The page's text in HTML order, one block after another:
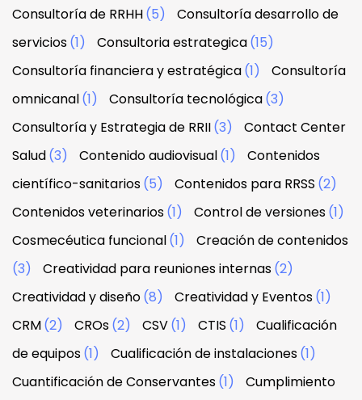
Consultoría de RRHH(5)
Consultoría desarrollo de
servicios(1) Consultoria estrategica(15)
Consultoría financiera y estratégica(1)
Consultoría
omnicanal(1) Consultoría tecnológica(3)
Consultoría y Estrategia de RRII(3)
Contact Center
Salud(3) Contenido audiovisual(1)
Contenidos
científico-sanitarios(5) Contenidos para RRSS (2)
Contenidos veterinarios(1) Control de versiones(1)
Cosmecéutica funcional(1)
Creación de contenidos
(3)
Creatividad para reuniones internas(2)
Creatividad y diseño(8) Creatividad y Eventos(1)
CRM(2) CROs(2) CSV(1) CTIS (1)
Cualificación
de equipos(1) Cualificación de instalaciones(1)
Cuantificación de Conservantes(1)
Cumplimiento